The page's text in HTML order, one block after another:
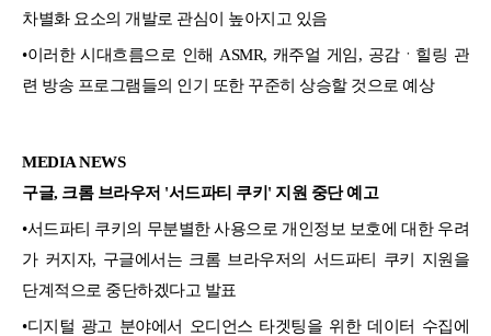
차별화 요소의 개발로 관심이 높아지고 있음
•이러한 시대흐름으로 인해 ASMR, 캐주얼 게임, 공감ㆍ힐링 관
련 방송 프로그램들의 인기 또한 꾸준히 상승할 것으로 예상
MEDIA NEWS
구글, 크롬 브라우저 '서드파티 쿠키' 지원 중단 예고
•서드파티 쿠키의 무분별한 사용으로 개인정보 보호에 대한 우려
가 커지자, 구글에서는 크롬 브라우저의 서드파티 쿠키 지원을
단계적으로 중단하겠다고 발표
•디지털 광고 분야에서 오디언스 타겟팅을 위한 데이터 수집에